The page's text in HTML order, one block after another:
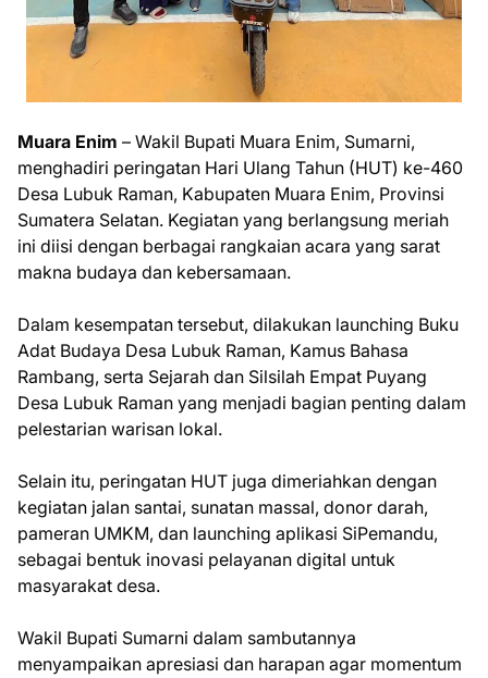
Muara Enim – Wakil Bupati Muara Enim, Sumarni,
menghadiri peringatan Hari Ulang Tahun (HUT) ke-460
Desa Lubuk Raman, Kabupaten Muara Enim, Provinsi
Sumatera Selatan. Kegiatan yang berlangsung meriah
ini diisi dengan berbagai rangkaian acara yang sarat
makna budaya dan kebersamaan.
Dalam kesempatan tersebut, dilakukan launching Buku
Adat Budaya Desa Lubuk Raman, Kamus Bahasa
Rambang, serta Sejarah dan Silsilah Empat Puyang
Desa Lubuk Raman yang menjadi bagian penting dalam
pelestarian warisan lokal.
Selain itu, peringatan HUT juga dimeriahkan dengan
kegiatan jalan santai, sunatan massal, donor darah,
pameran UMKM, dan launching aplikasi SiPemandu,
sebagai bentuk inovasi pelayanan digital untuk
masyarakat desa.
Wakil Bupati Sumarni dalam sambutannya
menyampaikan apresiasi dan harapan agar momentum